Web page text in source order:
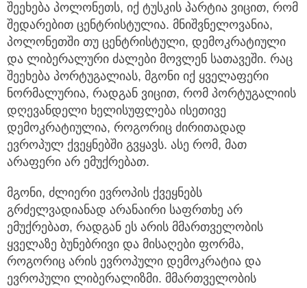
შეეხება პოლონეთს, იქ ტუსკის პარტია ვიცით, რომ
შედარებით ცენტრისტულია. მნიშვნელოვანია,
პოლონეთში თუ ცენტრისტული, დემოკრატიული
და ლიბერალური ძალები მოვლენ სათავეში. რაც
შეეხება პორტუგალიას, მგონი იქ ყველაფერი
ნორმალურია, რადგან ვიცით, რომ პორტუგალიის
დღევანდელი ხელისუფლება ისეთივე
დემოკრატიულია, როგორიც ძირითადად
ევროპულ ქვეყნებში გვყავს. ასე რომ, მათ
არაფერი არ ემუქრებათ.
მგონი, ძლიერი ევროპის ქვეყნებს
გრძელვადიანად არანაირი საფრთხე არ
ემუქრებათ, რადგან ეს არის მმართველობის
ყველაზე ბუნებრივი და მისაღები ფორმა,
როგორიც არის ევროპული დემოკრატია და
ევროპული ლიბერალიზმი. მმართველობის